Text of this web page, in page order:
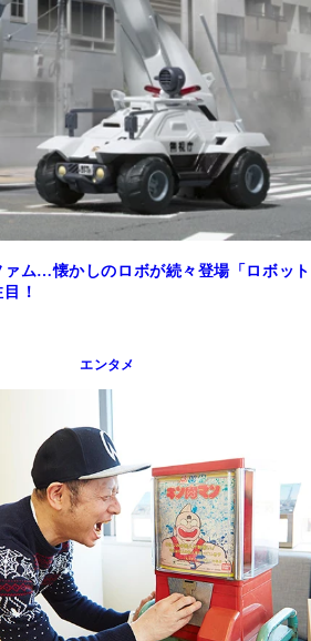
ァム…懐かしのロボが続々登場「ロボット
！
エンタメ